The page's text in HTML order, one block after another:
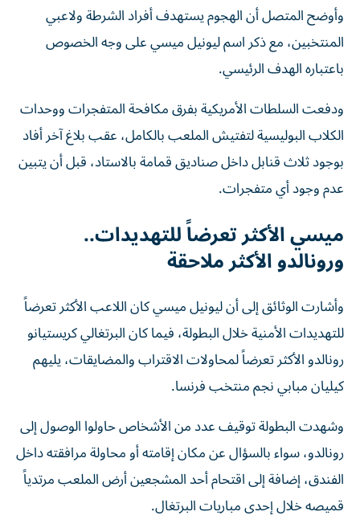
وأوضح المتصل أن الهجوم يستهدف أفراد الشرطة ولاعبي
المنتخبين، مع ذكر اسم ليونيل ميسي على وجه الخصوص
باعتباره الهدف الرئيسي.
ودفعت السلطات الأمريكية بفرق مكافحة المتفجرات ووحدات
الكلاب البوليسية لتفتيش الملعب بالكامل، عقب بلاغ آخر أفاد
بوجود ثلاث قنابل داخل صناديق قمامة بالاستاد، قبل أن يتبين
عدم وجود أي متفجرات.
ميسي الأكثر تعرضاً للتهديدات..
ورونالدو الأكثر ملاحقة
وأشارت الوثائق إلى أن ليونيل ميسي كان اللاعب الأكثر تعرضاً
للتهديدات الأمنية خلال البطولة، فيما كان البرتغالي كريستيانو
رونالدو الأكثر تعرضاً لمحاولات الاقتراب والمضايقات، يليهم
كيليان مبابي نجم منتخب فرنسا.
وشهدت البطولة توقيف عدد من الأشخاص حاولوا الوصول إلى
رونالدو، سواء بالسؤال عن مكان إقامته أو محاولة مرافقته داخل
الفندق، إضافة إلى اقتحام أحد المشجعين أرض الملعب مرتدياً
قميصه خلال إحدى مباريات البرتغال.